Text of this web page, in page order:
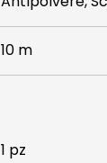
10 m
1 pz